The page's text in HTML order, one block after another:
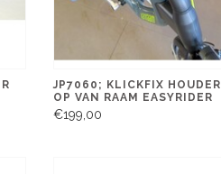
JP7060; KLICKFIX HOUDER
OP VAN RAAM EASYRIDER
€199,00